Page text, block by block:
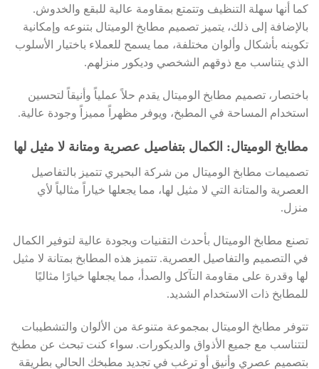
كما أنها سهلة التنظيف وتتمتع بمقاومة عالية للبقع والخدوش.
بالإضافة إلى ذلك، يتميز تصميم مطابخ الوميتال بتنوعه وإمكانية
تكوينه بأشكال وألوان مختلفة، مما يسمح للعملاء باختيار الأسلوب
الذي يتناسب مع ذوقهم الشخصي وديكور منزلهم.
باختصار، تصميم مطابخ الوميتال يقدم حلاً عملياً وأنيقاً لتحسين
استخدام المساحة في المطبخ، ويوفر مظهراً مميزاً وجودة عالية.
مطابخ الوميتال: الكمال بتفاصيل عصرية ومتانة لا مثيل لها
تصميمات مطابخ الوميتال من شركة البحيري تتميز بالتفاصيل
العصرية والمتانة التي لا مثيل لها، مما يجعلها خياراً مثالياً لأي
منزل.
تصنع مطابخ الوميتال بأحدث التقنيات وبجودة عالية لتوفير الكمال
في التصميم والتفاصيل العصرية. تتميز هذه المطابخ بمتانة لا مثيل
لها وقدرة على مقاومة التآكل والصدأ، مما يجعلها خيارًا مثاليًا
للمطابخ ذات الاستخدام الشديد.
تتوفر مطابخ الوميتال بمجموعة متنوعة من الألوان والتشطيبات
لتتناسب مع جميع الأذواق والديكورات. سواء كنت تبحث عن مطبخ
بتصميم عصري وأنيق أو ترغب في تجديد مطبخك الحالي بطريقة